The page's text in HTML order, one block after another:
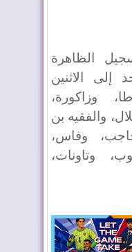
الظاهرة
إلى الاثنين
وزاكورة،
والفقيه بن
وفاس،
وتاونات،